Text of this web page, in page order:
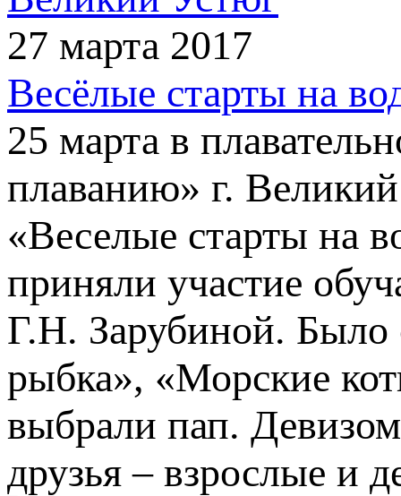
27 марта 2017
Весёлые старты на
25 марта в
плаванию» г.
«Веселые старты на
приняли участие
Г.Н. Зарубиной. Было
рыбка», «Морские
выбрали пап.
друзья – взрослые и